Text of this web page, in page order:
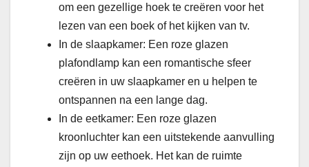
om een ​​gezellige hoek te creëren voor het
lezen van een boek of het kijken van tv.
In de slaapkamer: Een roze glazen
plafondlamp kan een romantische sfeer
creëren in uw slaapkamer en u helpen te
ontspannen na een lange dag.
In de eetkamer: Een roze glazen
kroonluchter kan een uitstekende aanvulling
zijn op uw eethoek. Het kan de ruimte